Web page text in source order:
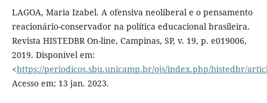
LAGOA, Maria Izabel. A ofensiva neoliberal e o pensamento
reacionário-conservador na política educacional brasileira.
Revista HISTEDBR On-line, Campinas, SP, v. 19, p. e019006,
2019. Disponível em:
<https://periodicos.sbu.unicamp.br/ojs/index.php/histedbr/
Acesso em: 13 jan. 2023.